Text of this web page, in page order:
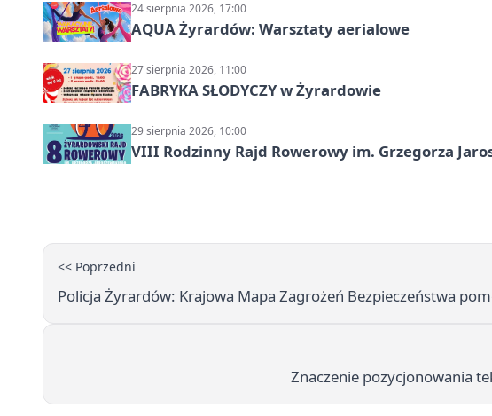
24 sierpnia 2026, 17:00
AQUA Żyrardów: Warsztaty aerialowe
27 sierpnia 2026, 11:00
FABRYKA SŁODYCZY w Żyrardowie
29 sierpnia 2026, 10:00
VIII Rodzinny Rajd Rowerowy im. Grzegorza
<< Poprzedni
Policja Żyrardów: Krajowa Mapa Zagrożeń Bezpieczeństwa
Znaczenie pozycjonowania